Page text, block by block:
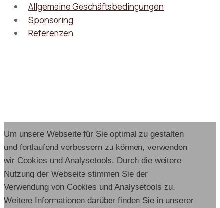
Allgemeine Geschäftsbedingungen
Sponsoring
Referenzen
Um unsere Webseite für Sie optimal zu gestalten
und fortlaufend verbessern zu können, verwenden
wir Cookies und Analysetools. Durch die weitere
Nutzung der Webseite stimmen Sie der
Verwendung von Cookies und Analysetools zu.
Weitere Informationen darüber finden Sie in unserer